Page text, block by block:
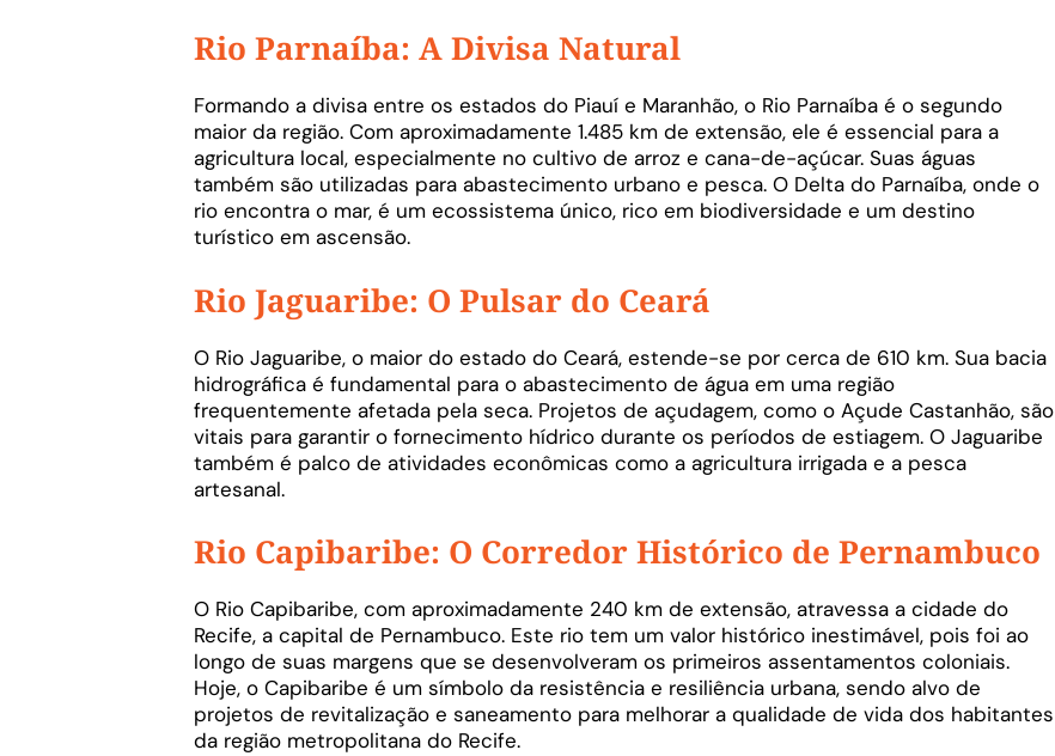
Rio Parnaíba: A Divisa Natural
Formando a divisa entre os estados do Piauí e Maranhão, o Rio Parnaíba é o segundo
maior da região. Com aproximadamente 1.485 km de extensão, ele é essencial para a
agricultura local, especialmente no cultivo de arroz e cana-de-açúcar. Suas águas
também são utilizadas para abastecimento urbano e pesca. O Delta do Parnaíba, onde o
rio encontra o mar, é um ecossistema único, rico em biodiversidade e um destino
turístico em ascensão.
Rio Jaguaribe: O Pulsar do Ceará
O Rio Jaguaribe, o maior do estado do Ceará, estende-se por cerca de 610 km. Sua bacia
hidrográfica é fundamental para o abastecimento de água em uma região
frequentemente afetada pela seca. Projetos de açudagem, como o Açude Castanhão, são
vitais para garantir o fornecimento hídrico durante os períodos de estiagem. O Jaguaribe
também é palco de atividades econômicas como a agricultura irrigada e a pesca
artesanal.
Rio Capibaribe: O Corredor Histórico de Pernambuco
O Rio Capibaribe, com aproximadamente 240 km de extensão, atravessa a cidade do
Recife, a capital de Pernambuco. Este rio tem um valor histórico inestimável, pois foi ao
longo de suas margens que se desenvolveram os primeiros assentamentos coloniais.
Hoje, o Capibaribe é um símbolo da resistência e resiliência urbana, sendo alvo de
projetos de revitalização e saneamento para melhorar a qualidade de vida dos habitantes
da região metropolitana do Recife.